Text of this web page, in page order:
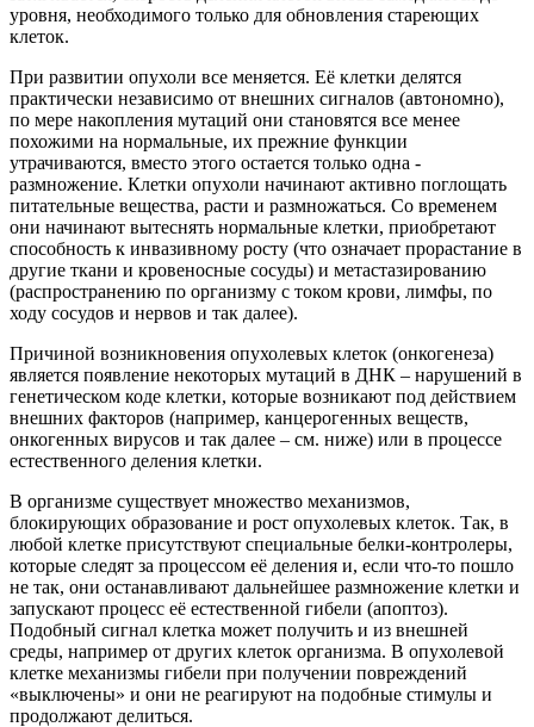
уровня, необходимого только для обновления стареющих
клеток.
При развитии опухоли все меняется. Её клетки делятся
практически независимо от внешних сигналов (автономно),
по мере накопления мутаций они становятся все менее
похожими на нормальные, их прежние функции
утрачиваются, вместо этого остается только одна -
размножение. Клетки опухоли начинают активно поглощать
питательные вещества, расти и размножаться. Со временем
они начинают вытеснять нормальные клетки, приобретают
способность к инвазивному росту (что означает прорастание в
другие ткани и кровеносные сосуды) и метастазированию
(распространению по организму с током крови, лимфы, по
ходу сосудов и нервов и так далее).
Причиной возникновения опухолевых клеток (онкогенеза)
является появление некоторых мутаций в ДНК – нарушений в
генетическом коде клетки, которые возникают под действием
внешних факторов (например, канцерогенных веществ,
онкогенных вирусов и так далее – см. ниже) или в процессе
естественного деления клетки.
В организме существует множество механизмов,
блокирующих образование и рост опухолевых клеток. Так, в
любой клетке присутствуют специальные белки-контролеры,
которые следят за процессом её деления и, если что-то пошло
не так, они останавливают дальнейшее размножение клетки и
запускают процесс её естественной гибели (апоптоз).
Подобный сигнал клетка может получить и из внешней
среды, например от других клеток организма. В опухолевой
клетке механизмы гибели при получении повреждений
«выключены» и они не реагируют на подобные стимулы и
продолжают делиться.